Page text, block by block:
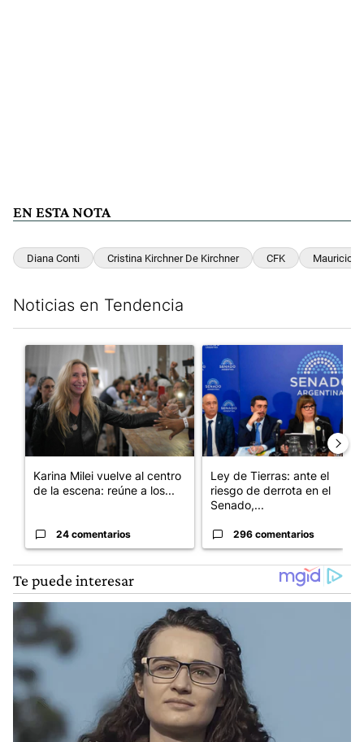
EN ESTA NOTA
Diana Conti Cristina Kirchner De Kirchner CFK Mauricio
Noticias en Tendencia
Un artículo de tendencia con el título "Karina Milei vuelve al
Karina Milei vuelve al centro
de la escena: reúne a los...
24 comentarios
Un artículo de tendencia con
Ley de Tierras: ante el
riesgo de derrota en el
Senado,...
296 comentarios